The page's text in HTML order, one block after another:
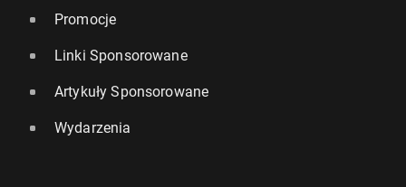
Promocje
Linki Sponsorowane
Artykuły Sponsorowane
Wydarzenia